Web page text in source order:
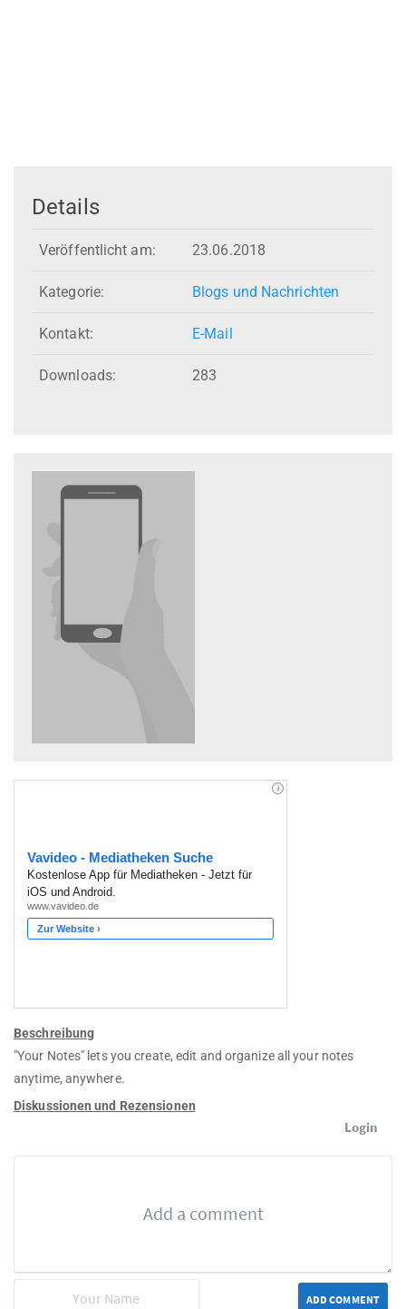
Details
Veröffentlicht am: 23.06.2018
Kategorie: Blogs und Nachrichten
Kontakt: E-Mail
Downloads: 283
Beschreibung
"Your Notes" lets you create, edit and organize all your notes
anytime, anywhere.
Diskussionen und Rezensionen
Login
ADD COMMENT